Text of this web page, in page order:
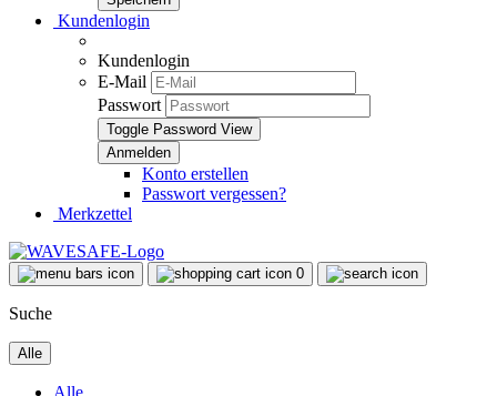
Kundenlogin
Kundenlogin
E-Mail
Passwort
Toggle Password View
Konto erstellen
Passwort vergessen?
Merkzettel
0
Suche
Alle
Alle